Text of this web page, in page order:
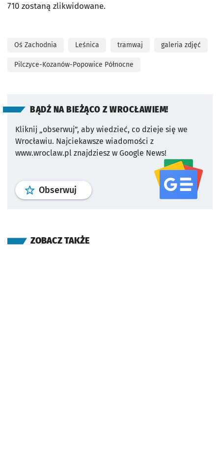
710 zostaną zlikwidowane.
Oś Zachodnia Leśnica tramwaj galeria zdjęć
Pilczyce-Kozanów-Popowice Północne
BĄDŹ NA BIEŻĄCO Z WROCŁAWIEM!
Kliknij „obserwuj”, aby wiedzieć, co dzieje się we
Wrocławiu. Najciekawsze wiadomości z
www.wroclaw.pl znajdziesz w Google News!
Obserwuj profil serwisu
ZOBACZ TAKŻE